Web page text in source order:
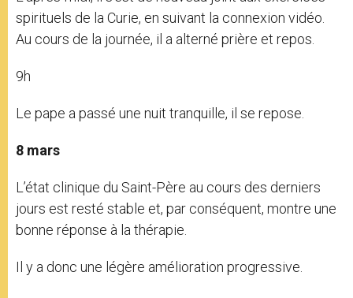
spirituels de la Curie, en suivant la connexion vidéo.
Au cours de la journée, il a alterné prière et repos.
9h
Le pape a passé une nuit tranquille, il se repose.
8 mars
L’état clinique du Saint-Père au cours des derniers
jours est resté stable et, par conséquent, montre une
bonne réponse à la thérapie.
Il y a donc une légère amélioration progressive.